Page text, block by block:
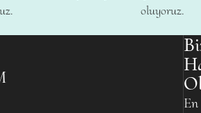
oluyoruz.
En